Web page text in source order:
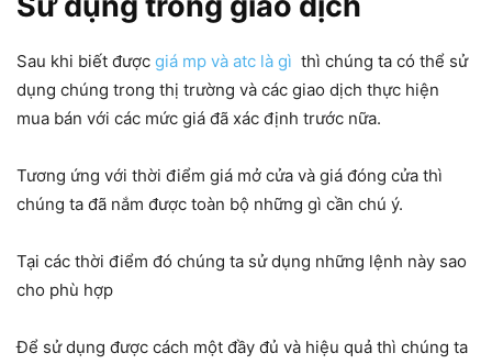
Sau khi biết được giá mp và atc là gì thì chúng ta có thể sử
dụng chúng trong thị trường và các giao dịch thực hiện
mua bán với các mức giá đã xác định trước nữa.
Tương ứng với thời điểm giá mở cửa và giá đóng cửa thì
chúng ta đã nắm được toàn bộ những gì cần chú ý.
Tại các thời điểm đó chúng ta sử dụng những lệnh này sao
cho phù hợp
Để sử dụng được cách một đầy đủ và hiệu quả thì chúng ta